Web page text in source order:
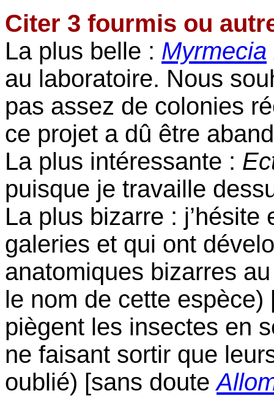
Citer 3 fourmis ou
La plus belle : Myrmecia
au laboratoire. Nous
pas assez de colonies
ce projet a dû être
La plus intéressante :
puisque je travaille
La plus bizarre :
galeries et qui ont
anatomiques bizarres
le nom de cette espèce)
piègent les insectes en
ne faisant sortir que
oublié) [sans doute